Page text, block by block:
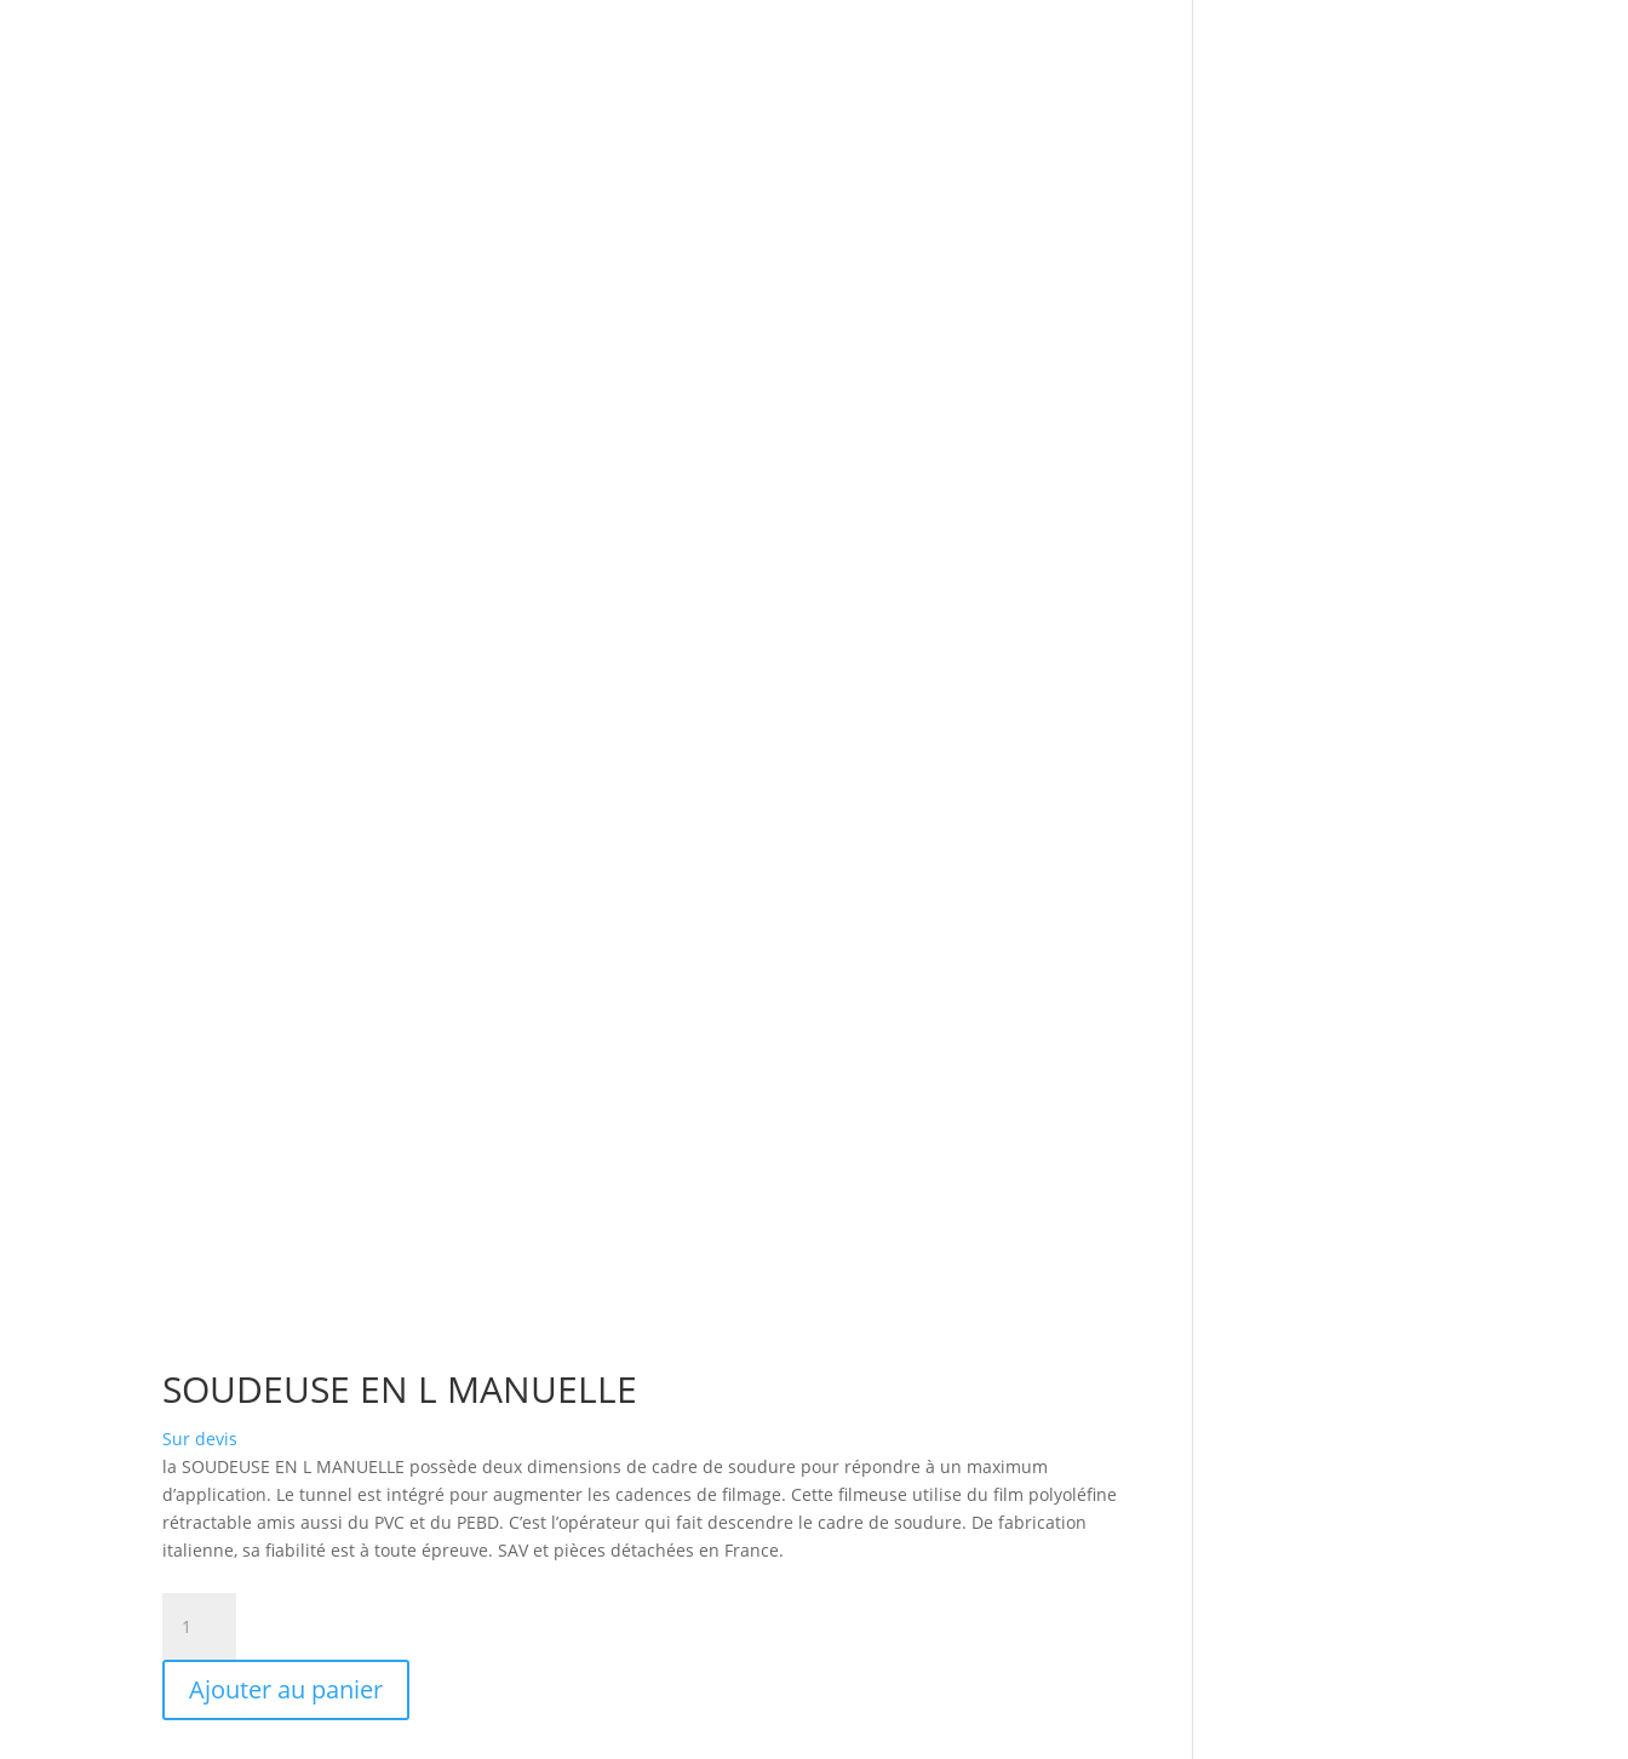
SOUDEUSE EN L MANUELLE
Sur devis
la SOUDEUSE EN L MANUELLE possède deux dimensions de cadre de soudure pour répondre à un maximum
d’application. Le tunnel est intégré pour augmenter les cadences de filmage. Cette filmeuse utilise du film polyoléfine
rétractable amis aussi du PVC et du PEBD. C’est l’opérateur qui fait descendre le cadre de soudure. De fabrication
italienne, sa fiabilité est à toute épreuve. SAV et pièces détachées en France.
SOUDEUSE
L
Ajouter au panier